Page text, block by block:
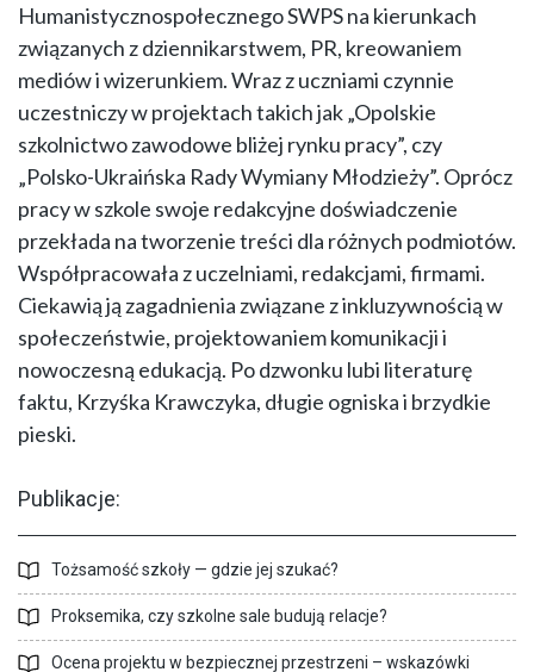
Humanistycznospołecznego SWPS na kierunkach
związanych z dziennikarstwem, PR, kreowaniem
mediów i wizerunkiem. Wraz z uczniami czynnie
uczestniczy w projektach takich jak „Opolskie
szkolnictwo zawodowe bliżej rynku pracy”, czy
„Polsko-Ukraińska Rady Wymiany Młodzieży”. Oprócz
pracy w szkole swoje redakcyjne doświadczenie
przekłada na tworzenie treści dla różnych podmiotów.
Współpracowała z uczelniami, redakcjami, firmami.
Ciekawią ją zagadnienia związane z inkluzywnością w
społeczeństwie, projektowaniem komunikacji i
nowoczesną edukacją. Po dzwonku lubi literaturę
faktu, Krzyśka Krawczyka, długie ogniska i brzydkie
pieski.
Publikacje:
Tożsamość szkoły — gdzie jej szukać?
Proksemika, czy szkolne sale budują relacje?
Ocena projektu w bezpiecznej przestrzeni – wskazówki